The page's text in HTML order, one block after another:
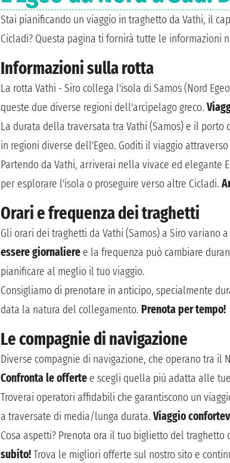
Stai pianificando un viaggio in traghetto da Vathi, il
Cicladi? Questa pagina ti fornirà tutte le
Informazioni sulla rotta
La rotta Vathi - Siro collega l'isola di Samos (Nord
queste due diverse regioni dell'arcipelago greco.
La durata della traversata tra Vathi (Samos) e il porto
in regioni diverse dell'Egeo. Goditi il viaggio
Partendo da Vathi, arriverai nella vivace ed
per esplorare l'isola o proseguire verso altre Cicladi.
Orari e frequenza dei traghetti
Gli orari dei traghetti da Vathi (Samos) a Siro variano
essere giornaliere e la frequenza può cambiare
pianificare al meglio il tuo viaggio.
Consigliamo di prenotare in anticipo, specialmente
data la natura del collegamento. Prenota per tempo!
Le compagnie di navigazione
Diverse compagnie di navigazione, che operano tra il
Confronta le offerte e scegli quella più adatta alle
Troverai operatori affidabili che garantiscono un
a traversate di media/lunga durata. Viaggio
Cosa aspetti? Prenota ora il tuo biglietto del
subito!Trova le migliori offerte sul nostro sito e